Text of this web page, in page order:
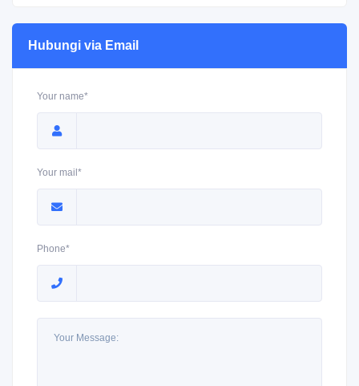
Hubungi via Email
Your name*
Your mail*
Phone*